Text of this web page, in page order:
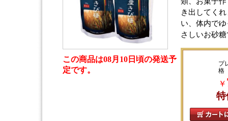
この商品は08月10日頃の発送予
定です。
き出してく
い、体内で
さしいお砂
プ
格
￥
特